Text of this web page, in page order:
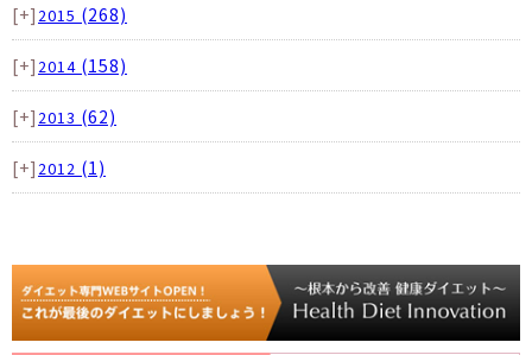
[+] 2015 (268)
[+] 2014 (158)
[+] 2013 (62)
[+] 2012 (1)